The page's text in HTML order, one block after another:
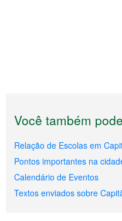
Você também
Relação de Escolas em
Pontos importantes na
Calendário de Eventos
Textos enviados sobre